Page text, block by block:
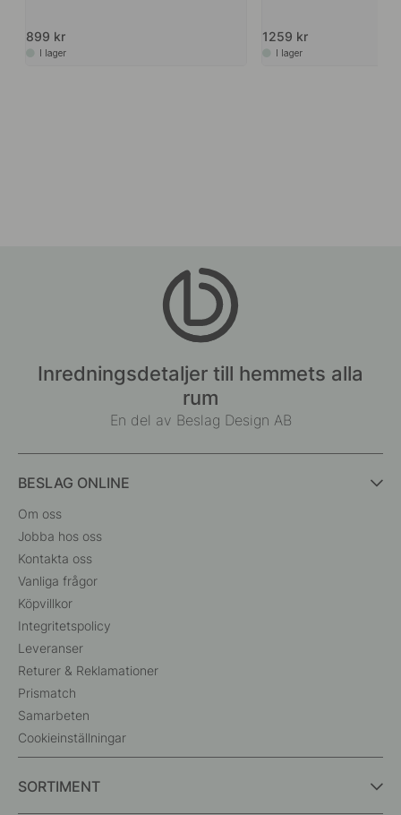
899 kr
I lager
1259 kr
I lager
Inredningsdetaljer till hemmets alla
rum
En del av Beslag Design AB
BESLAG ONLINE
Om oss
Jobba hos oss
Kontakta oss
Vanliga frågor
Köpvillkor
Integritetspolicy
Leveranser
Returer & Reklamationer
Prismatch
Samarbeten
Cookieinställningar
SORTIMENT